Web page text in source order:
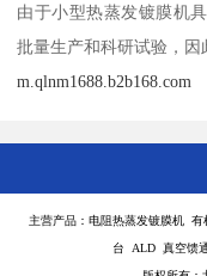
由于小型热蒸发镀膜机
批量生产和科研试验，因
m.qlnm1688.b2b168.com
主营产品：电阻热蒸发镀膜机
台 ALD 真空馈